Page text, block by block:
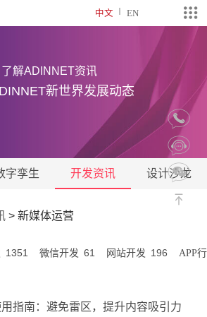
中文 EN
了解ADINNET资讯
新世界发展动态
字孪生 开发资讯 设计沙龙
> 新媒体运营
1351 微信开发 61 网站开发 196 APP
指南：避免雷区，提升内容吸引力